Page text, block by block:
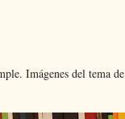
Imágenes del tema de